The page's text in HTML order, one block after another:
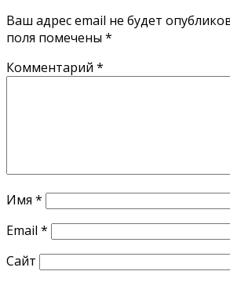
Ваш адрес email не будет
поля помечены *
Комментарий *
Имя *
Email *
Сайт